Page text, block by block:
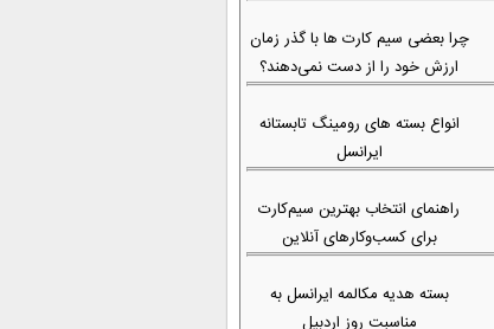
چرا بعضی سیم کارت ها با گذر زمان
ارزش خود را از دست نمی‌دهند؟
انواع بسته های رومینگ تابستانه
ایرانسل
راهنمای انتخاب بهترین سیم‌کارت
برای کسب‌وکارهای آنلاین
بسته هدیه مکالمه ایرانسل به
مناسبت روز اردبیل